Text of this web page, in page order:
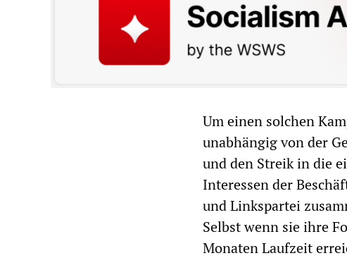
Um einen solchen
unabhängig von der
und den Streik in die
Interessen der
und Linkspartei
Selbst wenn sie ihre
Monaten Laufzeit